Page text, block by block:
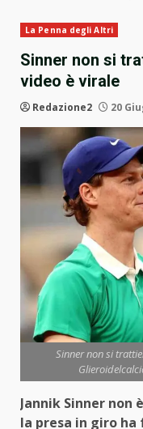
La Penna degli Altri
Sinner non si
video è virale
Redazione2 20
Sinner non si
Jannik Sinner
la presa in giro